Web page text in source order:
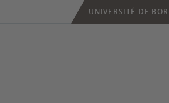
UNIVERSITÉ DE